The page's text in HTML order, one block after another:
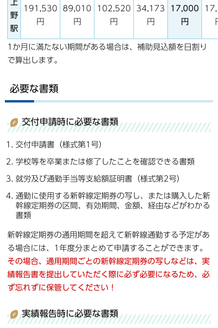
上
野
駅
191,530
円
89,010
円
102,520
円
34,173
円
17,000
円
1か月に満たない期間がある場合は、補助見込額を日割り
で算出します。
必要な書類
交付申請時に必要な書類
交付申請書（様式第1号）
学校等を卒業または修了したことを確認できる書類
就労及び通勤手当等支給額証明書（様式第2号）
通勤に使用する新幹線定期券の写し、または購入した新
幹線定期券の区間、有効期間、金額、経由などがわかる
書類
新幹線定期券の通用期間を超えて新幹線通勤する予定があ
る場合には、1年度分まとめて申請することができます。
その場合、通用期間ごとの新幹線定期券の写しなどは、実
績報告書を提出していただく際に必ず必要になるため、必
ず忘れずに保管してください！
実績報告時に必要な書類